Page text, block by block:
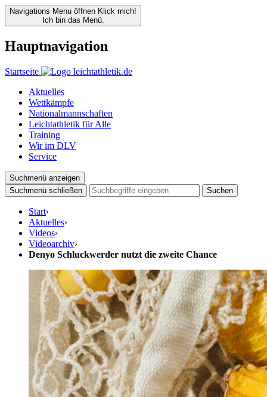
Navigations Menu öffnen Klick mich!
Ich bin das Menü.
Hauptnavigation
Startseite
Aktuelles
Wettkämpfe
Nationalmannschaften
Leichtathletik für Alle
Training
Wir im DLV
Service
Suchmenü anzeigen
Suchmenü schließen
Suchen
Start›
Aktuelles›
Videos›
Videoarchiv›
Denyo Schluckwerder nutzt die zweite Chance